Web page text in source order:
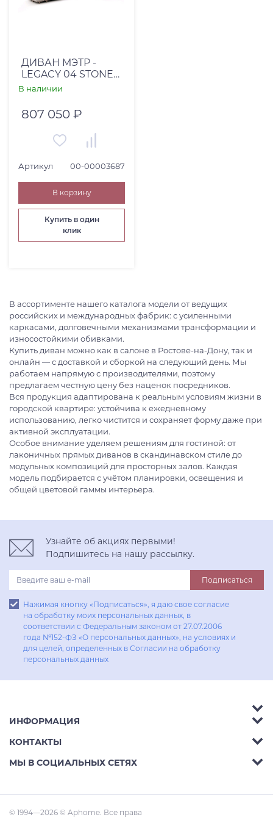
ДИВАН МЭТР -
LEGACY 04 STONE
МЕБЕЛЬ ТЕКС
В наличии
807 050 ₽
Артикул 00-00003687
В корзину
Купить в один
клик
В ассортименте нашего каталога модели от ведущих
российских и международных фабрик: с усиленными
каркасами, долговечными механизмами трансформации и
износостойкими обивками.
Купить диван можно как в салоне в Ростове-на-Дону, так и
онлайн — с доставкой и сборкой на следующий день. Мы
работаем напрямую с производителями, поэтому
предлагаем честную цену без наценок посредников.
Вся продукция адаптирована к реальным условиям жизни в
городской квартире: устойчива к ежедневному
использованию, легко чистится и сохраняет форму даже при
активной эксплуатации.
Особое внимание уделяем решениям для гостиной: от
лаконичных прямых диванов в скандинавском стиле до
модульных композиций для просторных залов. Каждая
модель подбирается с учётом планировки, освещения и
общей цветовой гаммы интерьера.
Узнайте об акциях первыми!
Подпишитесь на нашу рассылку.
Подписаться
Нажимая кнопку «Подписаться», я даю свое согласие
на обработку моих персональных данных, в
соответствии с Федеральным законом от 27.07.2006
года №152-ФЗ «О персональных данных», на условиях и
для целей, определенных в Согласии на обработку
персональных данных
Аксессуары
Гостиные
Кабинеты
Малые Формы
ИНФОРМАЦИЯ
Акции
Доставка
Статьи
КОНТАКТЫ
Телефон: 8 (800) 302-42-39
Адрес: Ростов-на-Дону, пр.Михаила Нагибина
МЫ В СОЦИАЛЬНЫХ СЕТЯХ
© 1994—2026 © Aphome. Все права